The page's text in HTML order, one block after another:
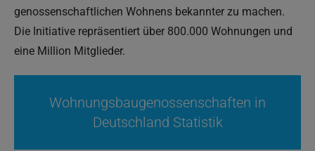
genossenschaftlichen Wohnens bekannter zu machen.
Die Initiative repräsentiert über 800.000 Wohnungen und
eine Million Mitglieder.
Wohnungsbaugenossenschaften in
Deutschland Statistik